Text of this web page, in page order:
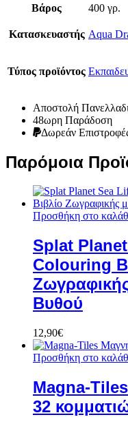
Βάρος 400 γρ.
Κατασκευαστής Aqua
Τύπος προϊόντος
Αποστολή
48ωρη Παράδοση
Δωρεάν
Παρόμοια
Προσθήκη στο
Splat
Colouring
Βυθού
12,90€
Προσθήκη στο
Magna-Tiles
32